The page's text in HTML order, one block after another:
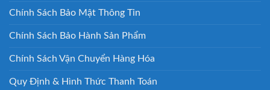
Chính Sách Bảo Mật Thông Tin
Chính Sách Bảo Hành Sản Phẩm
Chính Sách Vận Chuyển Hàng Hóa
Quy Định & Hình Thức Thanh Toán